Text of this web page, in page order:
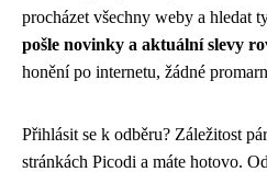
procházet všechny weby a hledat
pošle novinky a aktuální slevy
honění po internetu, žádné
Přihlásit se k odběru? Záležitost
stránkách Picodi a máte hotovo.